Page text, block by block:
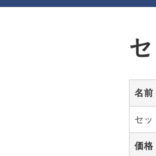
名前
セ
価格